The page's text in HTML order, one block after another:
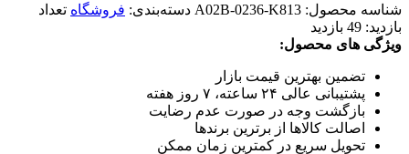
شناسه محصول: A02B-0236-K813 دسته‌بندی: فروشگاه تعداد
بازدید: 49 بازدید
ویژگی های محصول:
تضمین بهترین قیمت بازار
پشتیبانی عالی ۲۴ ساعته، ۷ روز هفته
بازگشت وجه در صورت عدم رضایت
اصالت کالاها از برترین برندها
تحویل سریع در کمترین زمان ممکن